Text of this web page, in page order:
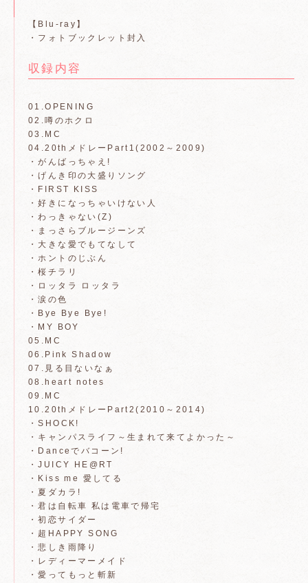
【Blu-ray】
・フォトブックレット封入
収録内容
01.OPENING
02.噂のホクロ
03.MC
04.20thメドレーPart1(2002～2009)
・がんばっちゃえ!
・げんき印の大盛りソング
・FIRST KISS
・好きになっちゃいけない人
・わっきゃない(Z)
・まっさらブルージーンズ
・大きな愛でもてなして
・ホントのじぶん
・桜チラリ
・ロッタラ ロッタラ
・涙の色
・Bye Bye Bye!
・MY BOY
05.MC
06.Pink Shadow
07.見る目ないなぁ
08.heart notes
09.MC
10.20thメドレーPart2(2010～2014)
・SHOCK!
・キャンパスライフ～生まれて来てよかった～
・Danceでバコーン!
・JUICY HE@RT
・Kiss me 愛してる
・夏ダカラ!
・君は自転車 私は電車で帰宅
・初恋サイダー
・超HAPPY SONG
・悲しき雨降り
・レディーマーメイド
・愛ってもっと斬新